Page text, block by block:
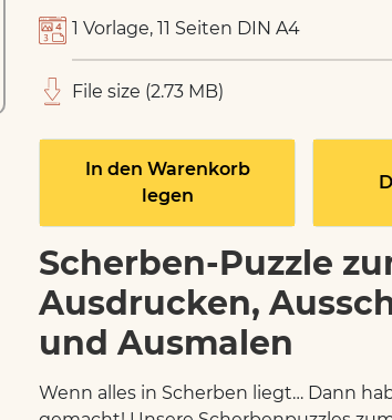
1 Vorlage, 11 Seiten DIN A4
File size (2.73 MB)
In den Warenkorb
legen
Scherben-Puzzle
Ausdrucken,
und Ausmalen
Wenn alles in Scherben liegt… Dann